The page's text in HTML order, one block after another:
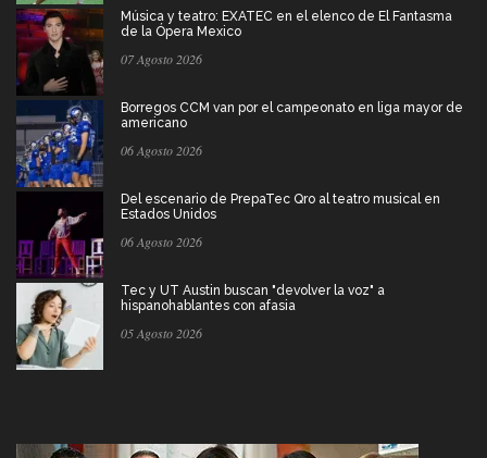
Música y teatro: EXATEC en el elenco de El Fantasma
de la Ópera Mexico
07 Agosto 2026
Borregos CCM van por el campeonato en liga mayor de
americano
06 Agosto 2026
Del escenario de PrepaTec Qro al teatro musical en
Estados Unidos
06 Agosto 2026
Tec y UT Austin buscan "devolver la voz" a
hispanohablantes con afasia
05 Agosto 2026